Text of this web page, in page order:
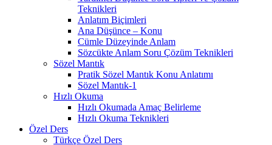
Teknikleri
Anlatım Biçimleri
Ana Düşünce – Konu
Cümle Düzeyinde Anlam
Sözcükte Anlam Soru Çözüm Teknikleri
Sözel Mantık
Pratik Sözel Mantık Konu Anlatımı
Sözel Mantık-1
Hızlı Okuma
Hızlı Okumada Amaç Belirleme
Hızlı Okuma Teknikleri
Özel Ders
Türkçe Özel Ders